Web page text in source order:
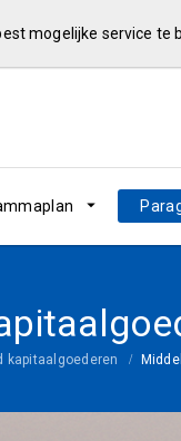
mogelijke service
kapitaalgoederen